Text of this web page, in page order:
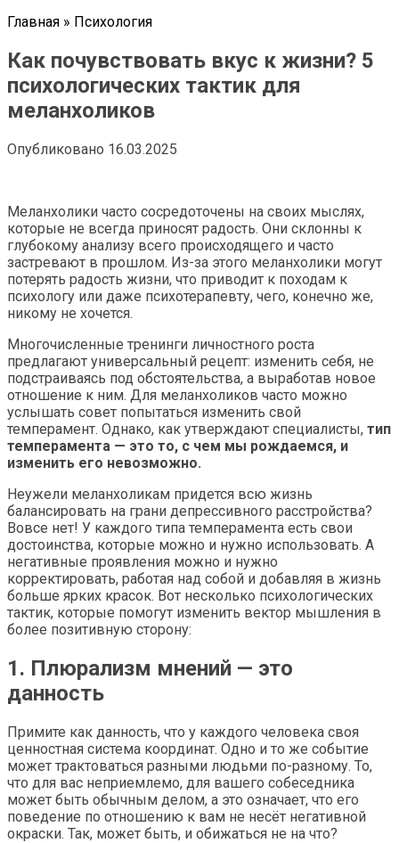
Главная » Психология
Как почувствовать вкус к жизни? 5
психологических тактик для
меланхоликов
Опубликовано 16.03.2025
Меланхолики часто сосредоточены на своих мыслях,
которые не всегда приносят радость. Они склонны к
глубокому анализу всего происходящего и часто
застревают в прошлом. Из-за этого меланхолики могут
потерять радость жизни, что приводит к походам к
психологу или даже психотерапевту, чего, конечно же,
никому не хочется.
Многочисленные тренинги личностного роста
предлагают универсальный рецепт: изменить себя, не
подстраиваясь под обстоятельства, а выработав новое
отношение к ним. Для меланхоликов часто можно
услышать совет попытаться изменить свой
темперамент. Однако, как утверждают специалисты, тип
темперамента — это то, с чем мы рождаемся, и
изменить его невозможно.
Неужели меланхоликам придется всю жизнь
балансировать на грани депрессивного расстройства?
Вовсе нет! У каждого типа темперамента есть свои
достоинства, которые можно и нужно использовать. А
негативные проявления можно и нужно
корректировать, работая над собой и добавляя в жизнь
больше ярких красок. Вот несколько психологических
тактик, которые помогут изменить вектор мышления в
более позитивную сторону:
1. Плюрализм мнений — это
данность
Примите как данность, что у каждого человека своя
ценностная система координат. Одно и то же событие
может трактоваться разными людьми по-разному. То,
что для вас неприемлемо, для вашего собеседника
может быть обычным делом, а это означает, что его
поведение по отношению к вам не несёт негативной
окраски. Так, может быть, и обижаться не на что?